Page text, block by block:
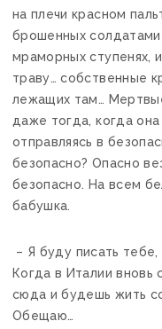
на плечи красном
брошенных солдатами
мраморных ступенях,
траву… собственные
лежащих там…
даже тогда, когда
отправляясь в
безопасно? Опасно
безопасно. На всем
бабушка.
– Я буду писать
Когда в Италии вновь
сюда и будешь жить
Обещаю…